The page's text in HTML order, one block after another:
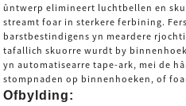
ûntwerp elimineert luchtbellen en
streamt foar in sterkere ferbining.
barstbestindigens yn meardere
tafallich skuorre wurdt by
yn automatisearre tape-ark, mei de
stompnaden op binnenhoeken, of
Ofbylding: